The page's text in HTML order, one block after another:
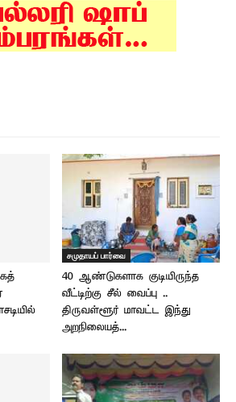
சமுதாயப் பார்வை
40 ஆண்டுகளாக குடியிருந்த
வீட்டிற்கு சீல் வைப்பு ..
திருவள்ளூர் மாவட்ட இந்து
அறநிலையத்...